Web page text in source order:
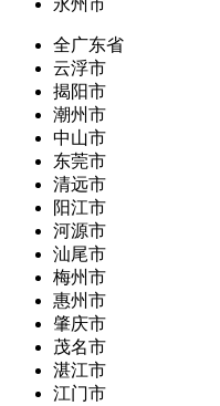
永州市
全广东省
云浮市
揭阳市
潮州市
中山市
东莞市
清远市
阳江市
河源市
汕尾市
梅州市
惠州市
肇庆市
茂名市
湛江市
江门市